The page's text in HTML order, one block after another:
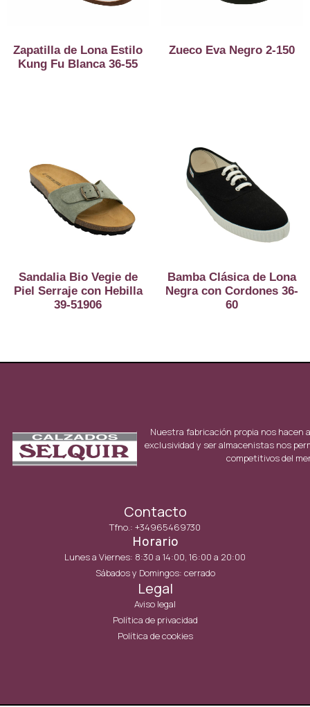
Zapatilla de Lona Estilo
Kung Fu Blanca 36-55
Zueco Eva Negro 2-150
Sandalia Bio Vegie de
Piel Serraje con Hebilla
39-51906
Bamba Clásica de Lona
Negra con Cordones 36-
60
Nuestra fabricación propia nos hacen
exclusividad y ser almacenistas nos
competitivos del
Legal
Aviso legal
Política de privacidad
Política de cookies
Horario
Lunes a Viernes: 8:30 a 14:00, 16:00 a 20:00
Sábados y Domingos: cerrado
Contacto
Tfno.: +34965469730